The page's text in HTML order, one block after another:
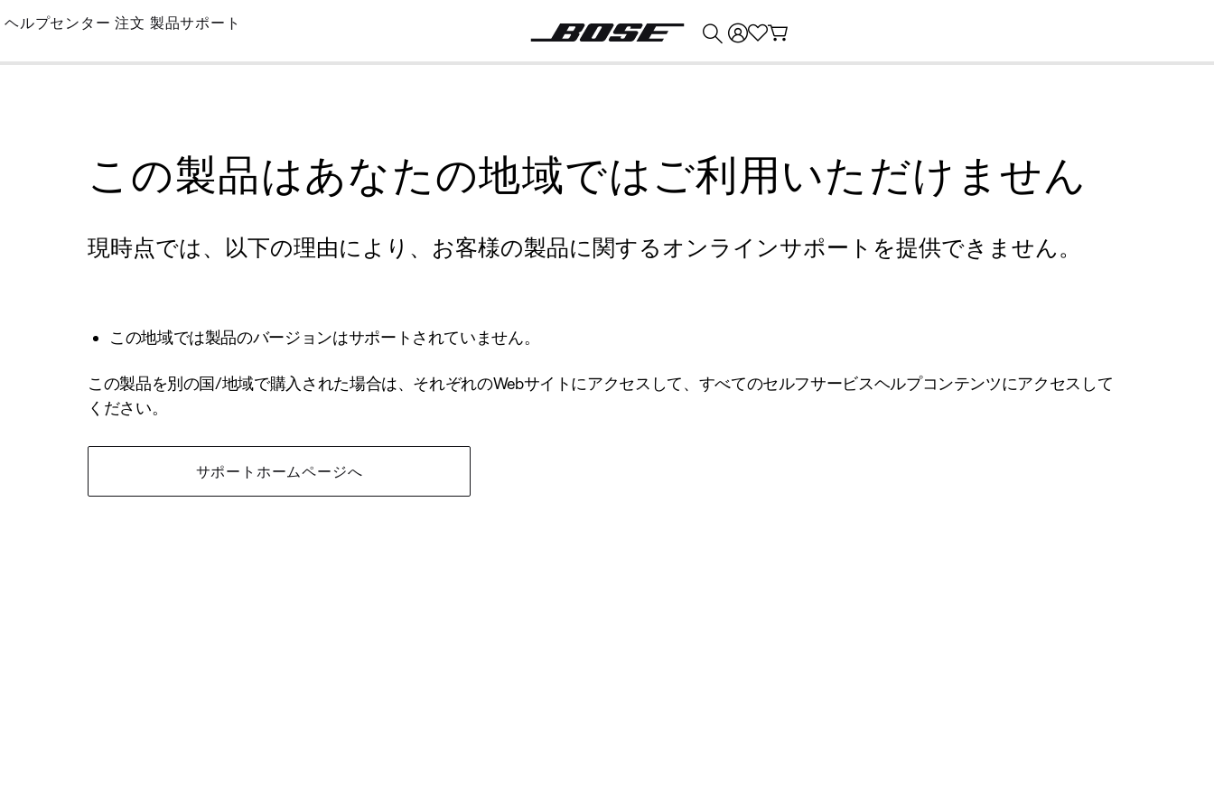
Skip
Main
ヘルプセンター 注文 製品サポート
この製品はあなたの地域ではご利用いただけません
現時点では、以下の理由により、お客様の製品に関するオンラインサポートを提供できません。
この地域では製品のバージョンはサポートされていません。
この製品を別の国/地域で購入された場合は、それぞれのWebサイトにアクセスして、すべてのセルフサービスヘルプコンテンツにアクセスして
ください。
サポートホームページへ